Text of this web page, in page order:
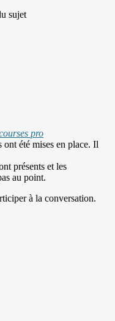
sujet
pro
été mises en place. Il
présents et les
au point.
à la conversation.